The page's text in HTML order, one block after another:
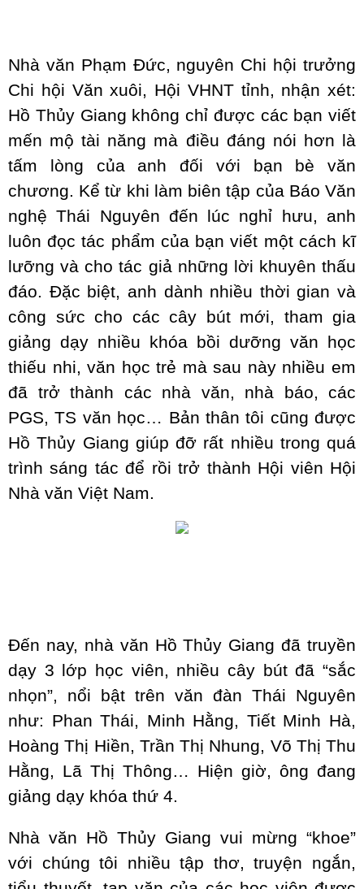
Nhà văn Phạm Đức, nguyên Chi hội trưởng
Chi hội Văn xuôi, Hội VHNT tỉnh, nhận xét:
Hồ Thủy Giang không chỉ được các bạn viết
mến mộ tài năng mà điều đáng nói hơn là
tấm lòng của anh đối với bạn bè văn
chương. Kể từ khi làm biên tập của Báo Văn
nghệ Thái Nguyên đến lúc nghỉ hưu, anh
luôn đọc tác phẩm của bạn viết một cách kĩ
lưỡng và cho tác giả những lời khuyên thấu
đáo. Đặc biệt, anh dành nhiều thời gian và
công sức cho các cây bút mới, tham gia
giảng dạy nhiều khóa bồi dưỡng văn học
thiếu nhi, văn học trẻ mà sau này nhiều em
đã trở thành các nhà văn, nhà báo, các
PGS, TS văn học… Bản thân tôi cũng được
Hồ Thủy Giang giúp đỡ rất nhiều trong quá
trình sáng tác để rồi trở thành Hội viên Hội
Nhà văn Việt Nam.
Đến nay, nhà văn Hồ Thủy Giang đã truyền
dạy 3 lớp học viên, nhiều cây bút đã “sắc
nhọn”, nổi bật trên văn đàn Thái Nguyên
như: Phan Thái, Minh Hằng, Tiết Minh Hà,
Hoàng Thị Hiền, Trần Thị Nhung, Võ Thị Thu
Hằng, Lã Thị Thông… Hiện giờ, ông đang
giảng dạy khóa thứ 4.
Nhà văn Hồ Thủy Giang vui mừng “khoe”
với chúng tôi nhiều tập thơ, truyện ngắn,